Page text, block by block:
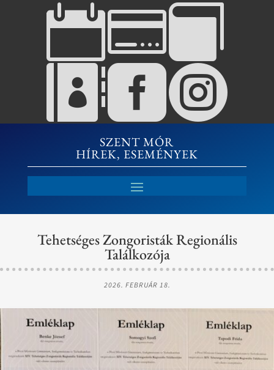


SZENT MÓR
HÍREK, ESEMÉNYEK
Tehetséges Zongoristák Regionális
Találkozója
2026. FEBRUÁR 18.